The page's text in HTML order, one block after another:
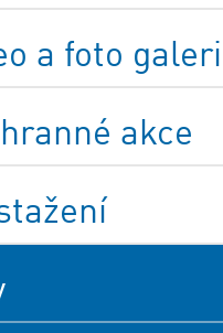
a foto
akce